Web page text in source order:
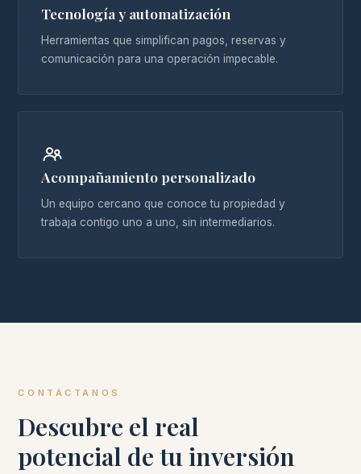
Tecnología y automatización
Herramientas que simplifican pagos, reservas y
comunicación para una operación impecable.
Acompañamiento personalizado
Un equipo cercano que conoce tu propiedad y
trabaja contigo uno a uno, sin intermediarios.
CONTÁCTANOS
Descubre el real
potencial de tu inversión